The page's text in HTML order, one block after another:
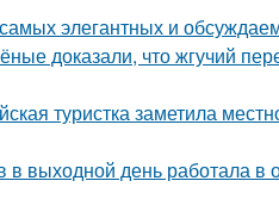
элегантных и
доказали, что жгучий
туристка заметила
выходной день работала в